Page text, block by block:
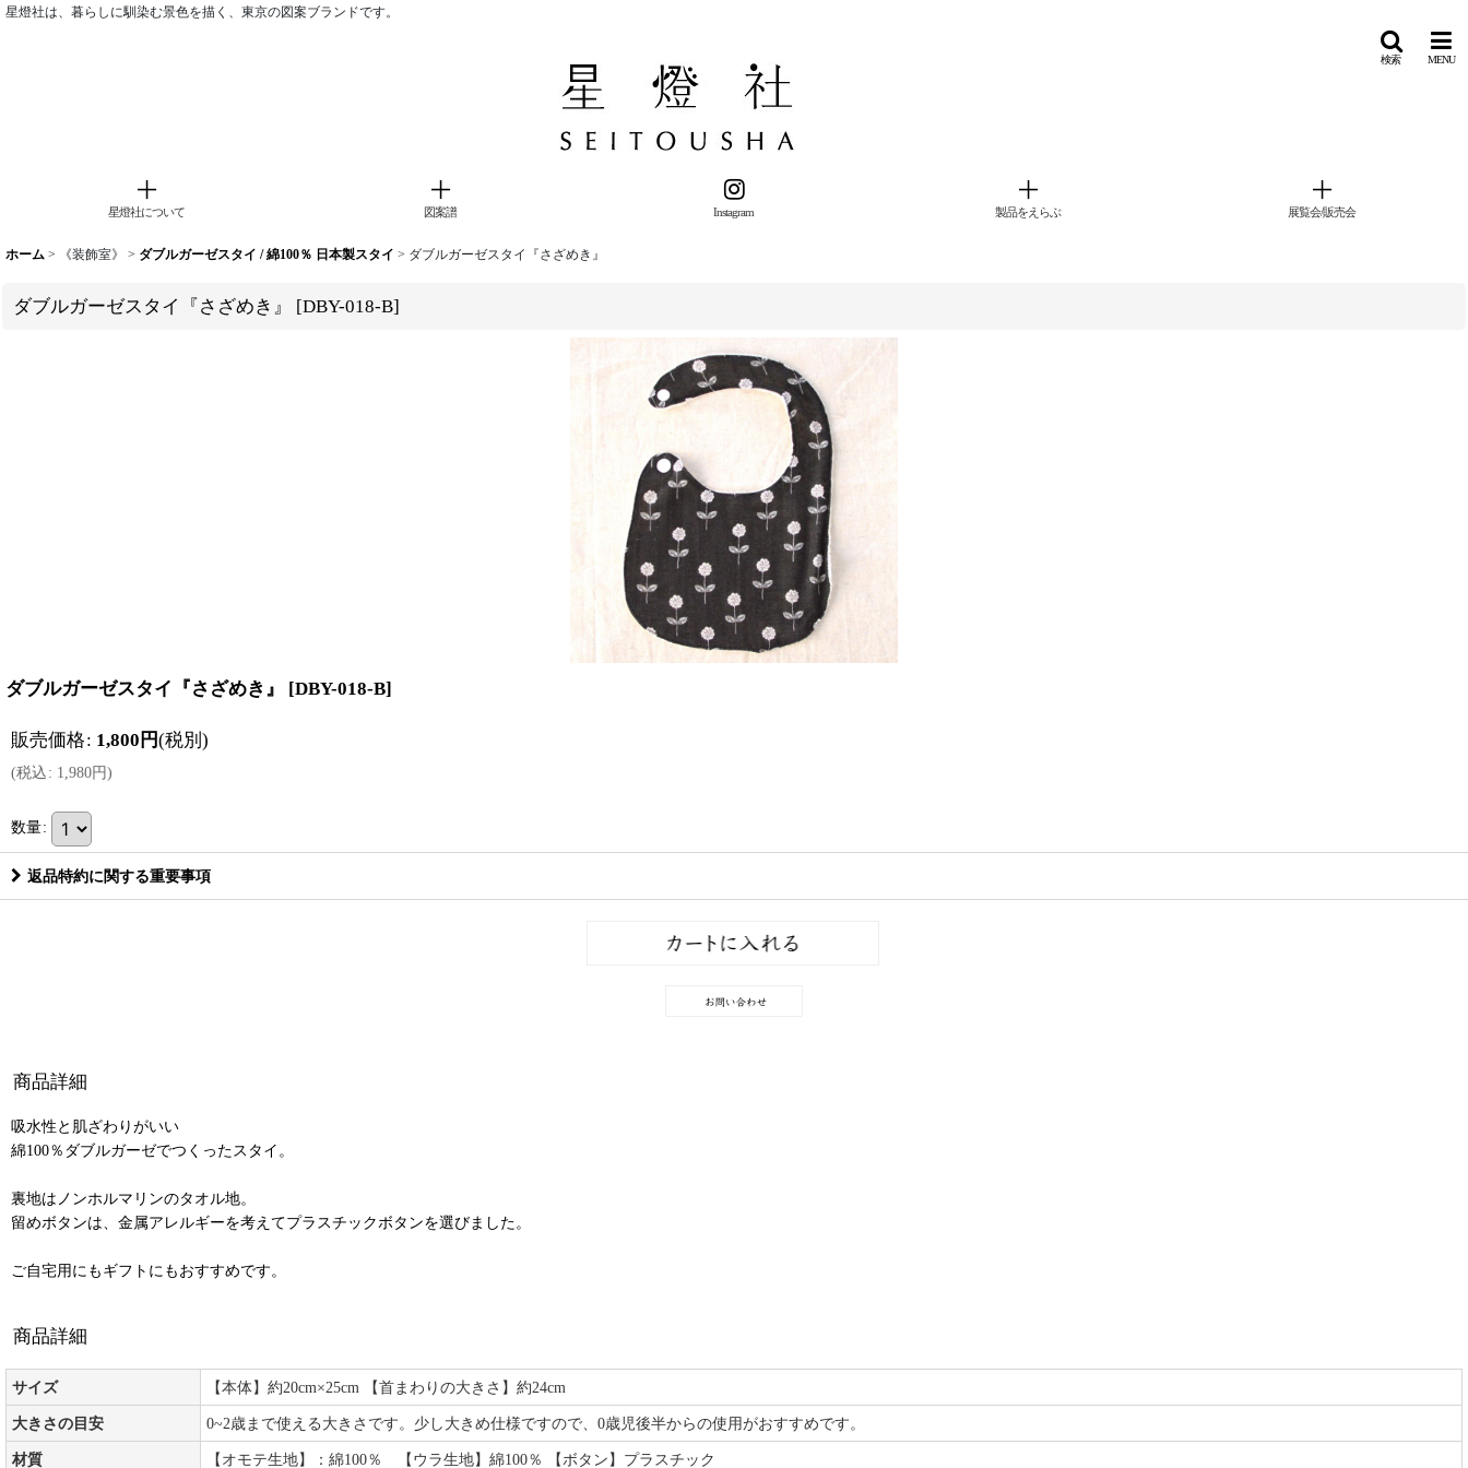
星燈社は、暮らしに馴染む景色を描く、東京の図案ブランドです。
検索 MENU
星燈社について 図案譜 Instagram 製品をえらぶ 展覧会/販売会
ホーム > 《装飾室》 > ダブルガーゼスタイ / 綿100％ 日本製スタイ > ダブルガーゼスタイ『さざめき』
ダブルガーゼスタイ『さざめき』 [DBY-018-B]
ダブルガーゼスタイ『さざめき』 [DBY-018-B]
販売価格: 1,800 円(税別)
(税込: 1,980円)
数量:
返品特約に関する重要事項
商品詳細
吸水性と肌ざわりがいい
綿100％ダブルガーゼでつくったスタイ。
裏地はノンホルマリンのタオル地。
留めボタンは、金属アレルギーを考えてプラスチックボタンを選びました。
ご自宅用にもギフトにもおすすめです。
商品詳細
サイズ 【本体】約20cm×25cm 【首まわりの大きさ】約24cm
大きさの目安 0~2歳まで使える大きさです。少し大きめ仕様ですので、0歳児後半からの使用がおすすめです。
材質 【オモテ生地】：綿100％ 【ウラ生地】綿100％ 【ボタン】プラスチック